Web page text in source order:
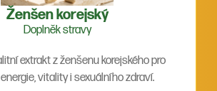
Ženšen korejský
Doplněk stravy
extrakt z ženšenu korejského pro
vitality i sexuálního zdraví.